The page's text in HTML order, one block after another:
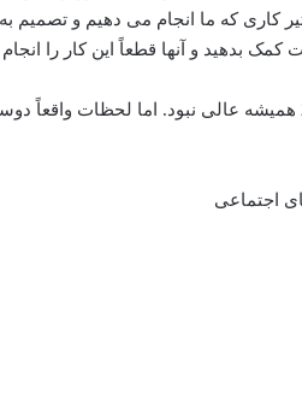
کاری که ما انجام می دهیم و
بدهید و آنها قطعاً این کار را انجام
اجتماعی